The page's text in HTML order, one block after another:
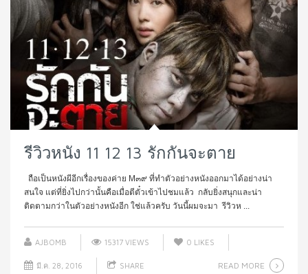
รีวิวหนัง 11 12 13 รักกันจะตาย
ถือเป็นหนังผีอีกเรื่องของค่าย M๓๙ ที่ทำตัวอย่างหนังออกมาได้อย่างน่า
สนใจ แต่ที่ยิ่งไปกว่านั้นคือเมื่อตีตั๋วเข้าไปชมแล้ว กลับยิ่งสนุกและน่า
ติดตามกว่าในตัวอย่างหนังอีก ใช่แล้วครับ วันนี้ผมจะมา รีวิวห ...
AJBOMB 15317 VIEWS 0 LIKES
มี.ค. 28, 2016 SHARE READ MORE